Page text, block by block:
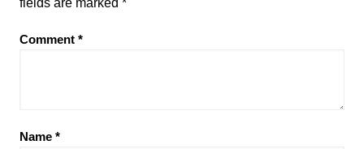
fields are marked *
Comment *
Name *